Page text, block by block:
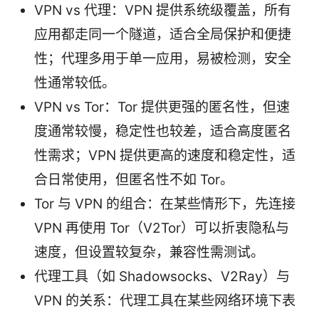
VPN vs 代理：VPN 提供系统级覆盖，所有
应用都走同一个隧道，适合全局保护和便捷
性；代理多用于单一应用，易被检测，安全
性通常较低。
VPN vs Tor：Tor 提供更强的匿名性，但速
度通常较慢，稳定性也较差，适合高度匿名
性需求；VPN 提供更高的速度和稳定性，适
合日常使用，但匿名性不如 Tor。
Tor 与 VPN 的组合：在某些情形下，先连接
VPN 再使用 Tor（V2Tor）可以折衷隐私与
速度，但设置较复杂，兼容性需测试。
代理工具（如 Shadowsocks、V2Ray）与
VPN 的关系：代理工具在某些网络环境下表